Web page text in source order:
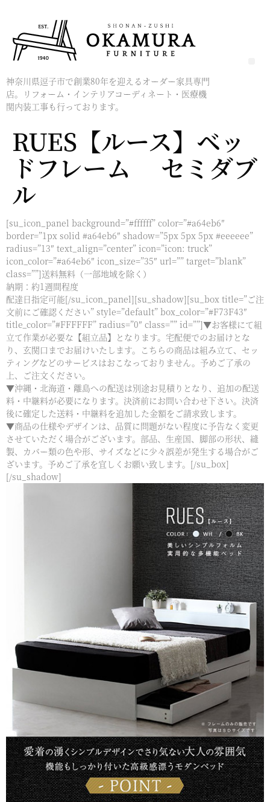
神奈川県逗子市で創業80年を迎えるオーダー家具専門
店。リフォーム・インテリアコーディネート・医療機
関内装工事も行っております。
RUES【ルース】ベッ
ドフレーム セミダブ
ル
[su_icon_panel background=”#ffffff” color=”#a64eb6″
border=”1px solid #a64eb6″ shadow=”5px 5px 5px #eeeeee”
radius=”13″ text_align=”center” icon=”icon: truck”
icon_color=”#a64eb6″ icon_size=”35″ url=”” target=”blank”
class=””]送料無料（一部地域を除く）
納期：約1週間程度
配達日指定可能[/su_icon_panel][su_shadow][su_box title=”ご注
文前にご確認ください” style=”default” box_color=”#F73F43″
title_color=”#FFFFFF” radius=”0″ class=”” id=””]▼お客様にて組
立て作業が必要な【組立品】となります。宅配便でのお届けとな
り、玄関口までお届けいたします。こちらの商品は組み立て、セッ
ティングなどのサービスはおこなっておりません。予めご了承の
上、ご注文ください。
▼沖縄・北海道・離島への配送は別途お見積りとなり、追加の配送
料・中継料が必要になります。決済前にお問い合わせ下さい。決済
後に確定した送料・中継料を追加した金額をご請求致します。
▼商品の仕様やデザインは、品質に問題がない程度に予告なく変更
させていただく場合がございます。部品、生産国、脚部の形状、縫
製、カバー類の色や形、サイズなどに少々誤差が発生する場合がご
ざいます。予めご了承を宜しくお願い致します。[/su_box]
[/su_shadow]